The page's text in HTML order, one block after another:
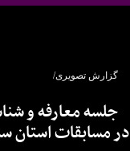
گزارش تصویری/
جلسه معارفه و
در مسابقات استان